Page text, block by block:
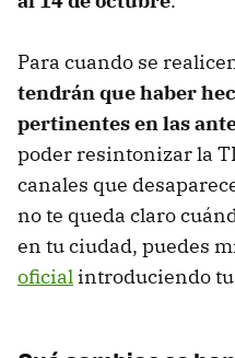
Para cuando se
tendrán que haber
pertinentes en las
poder resintonizar la
canales que
no te queda claro
en tu ciudad, puedes
oficial introduciendo